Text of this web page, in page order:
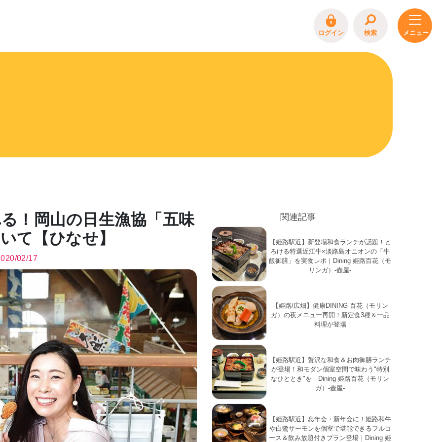
ログイン 検索
！岡山の日生漁協「五味
て【ひなせ】
02/17
関連記事
【姫路駅近】新登場和食ランチが話題！と
ろける特選近江牛×淡路島オニオンの「牛
飯御膳」を実食レポ｜Dining 姫路百花（モ
リンガ）-壺屋-
【姫路/広畑】健康DINING 百花（モリン
ガ）の夜メニュー再開！新定食3種＆一品
料理が登場
【姫路駅近】贅沢な和食＆お肉御膳ランチ
が登場！和モダン個室空間で味わう"特別
なひととき"を｜Dining 姫路百花（モリン
ガ）-壺屋-
【姫路駅近】忘年会・新年会に！姫路和牛
や白鷺サーモンを個室で堪能できるフルコ
ース＆飲み放題付きプラン登場｜Dining 姫